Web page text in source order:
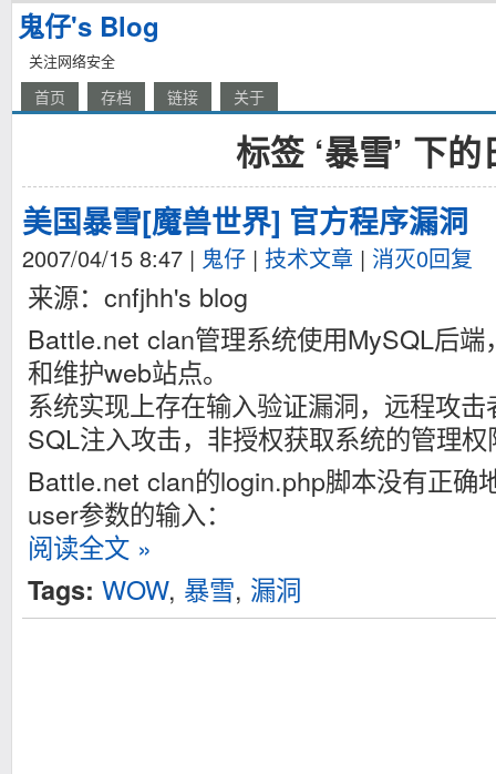
鬼仔's Blog
关注网络安全
首页 存档 链接 关于
标签 ‘暴雪’ 下的
美国暴雪[魔兽世界] 官方程序漏洞
2007/04/15 8:47 | 鬼仔 | 技术文章 | 消灭0回复
来源：cnfjhh's blog
Battle.net clan管理系统使用MySQL后端
和维护web站点。
系统实现上存在输入验证漏洞，远程攻
SQL注入攻击，非授权获取系统的管理权
Battle.net clan的login.php脚本没有正确
user参数的输入：
阅读全文 »
Tags: WOW, 暴雪, 漏洞